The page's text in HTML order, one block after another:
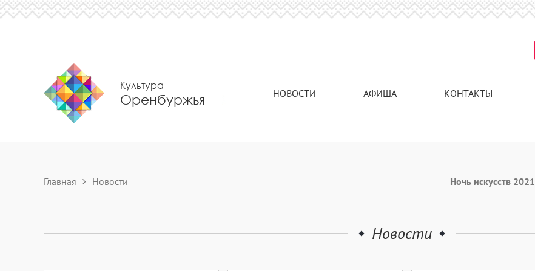
Культура
Оренбуржья НОВОСТИ АФИША КОНТАКТЫ
Главная Новости Ночь искусств 2021
Новости